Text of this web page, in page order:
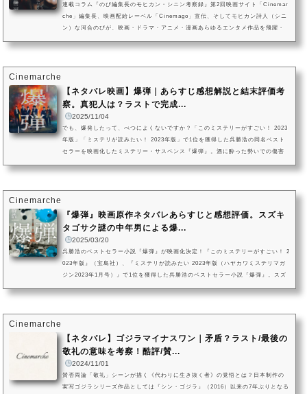
連載コラム『のび編集長のモヒカン・シニン考察録』第2回映画サイト「Cinemar
che」編集長、映画配給レーベル「Cinemago」宣伝、そしてモヒカン詩人（シニ
ン）な河合のびが、映画・ドラマ・アニメ・漫画あらゆるエンタメ作品を飛躍・
Cinemarche
【ネタバレ映画】爆弾｜あらすじ感想解説と結末評価考
察。真犯人は？ラストで完成...
2025/11/04
でも、爆発したって、べつによくないですか？「このミステリーがすごい！ 2023
年版」「ミステリが読みたい！ 2023年版」で1位を獲得した呉勝浩の同名ベスト
セラーを映画化したミステリー・サスペンス『爆弾』。酒に酔った勢いでの傷害
Cinemarche
『爆弾』映画原作ネタバレあらすじと感想評価。スズキ
タゴサク謎の中年男による爆...
2025/03/20
呉勝浩のベストセラー小説『爆弾』が映画化決定！『このミステリーがすごい！ 2
023年版』（宝島社）、『ミステリが読みたい 2023年版（ハヤカワミステリマガ
ジン2023年1月号）』で1位を獲得した呉勝浩のベストセラー小説『爆弾』。スズ
Cinemarche
【ネタバレ】ゴジラマイナスワン｜矛盾？ラスト/最後の
敬礼の意味を考察！酷評/賛...
2024/11/01
賛否両論「敬礼」シーンが描く《代わりに生き抜く者》の覚悟とは？日本制作の
実写ゴジラシリーズ作品としては『シン・ゴジラ』（2016）以来の7年ぶりとなる